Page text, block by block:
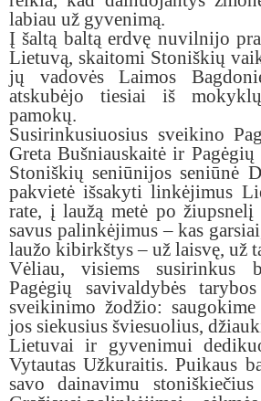
labiau už gyvenimą.
Į šaltą baltą erdvę nuvilnijo
Lietuvą, skaitomi Stoniškių
jų vadovės Laimos
atskubėjo tiesiai iš
pamokų.
Susirinkusiuosius sveikino
Greta Bušniauskaitė ir
Stoniškių seniūnijos seniūnė
pakvietė išsakyti linkėjimus
rate, į laužą metė po
savus palinkėjimus – kas
laužo kibirkštys – už laisvę, už
Vėliau, visiems susirinkus
Pagėgių savivaldybės
sveikinimo žodžio:
jos siekusius šviesuolius,
Lietuvai ir gyvenimui
Vytautas Užkuraitis. Puikaus
savo dainavimu